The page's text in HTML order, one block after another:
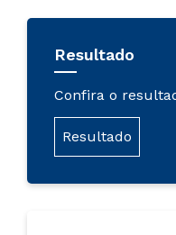
Resultado
Confira o
Resultado